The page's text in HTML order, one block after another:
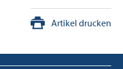
Artikel drucken